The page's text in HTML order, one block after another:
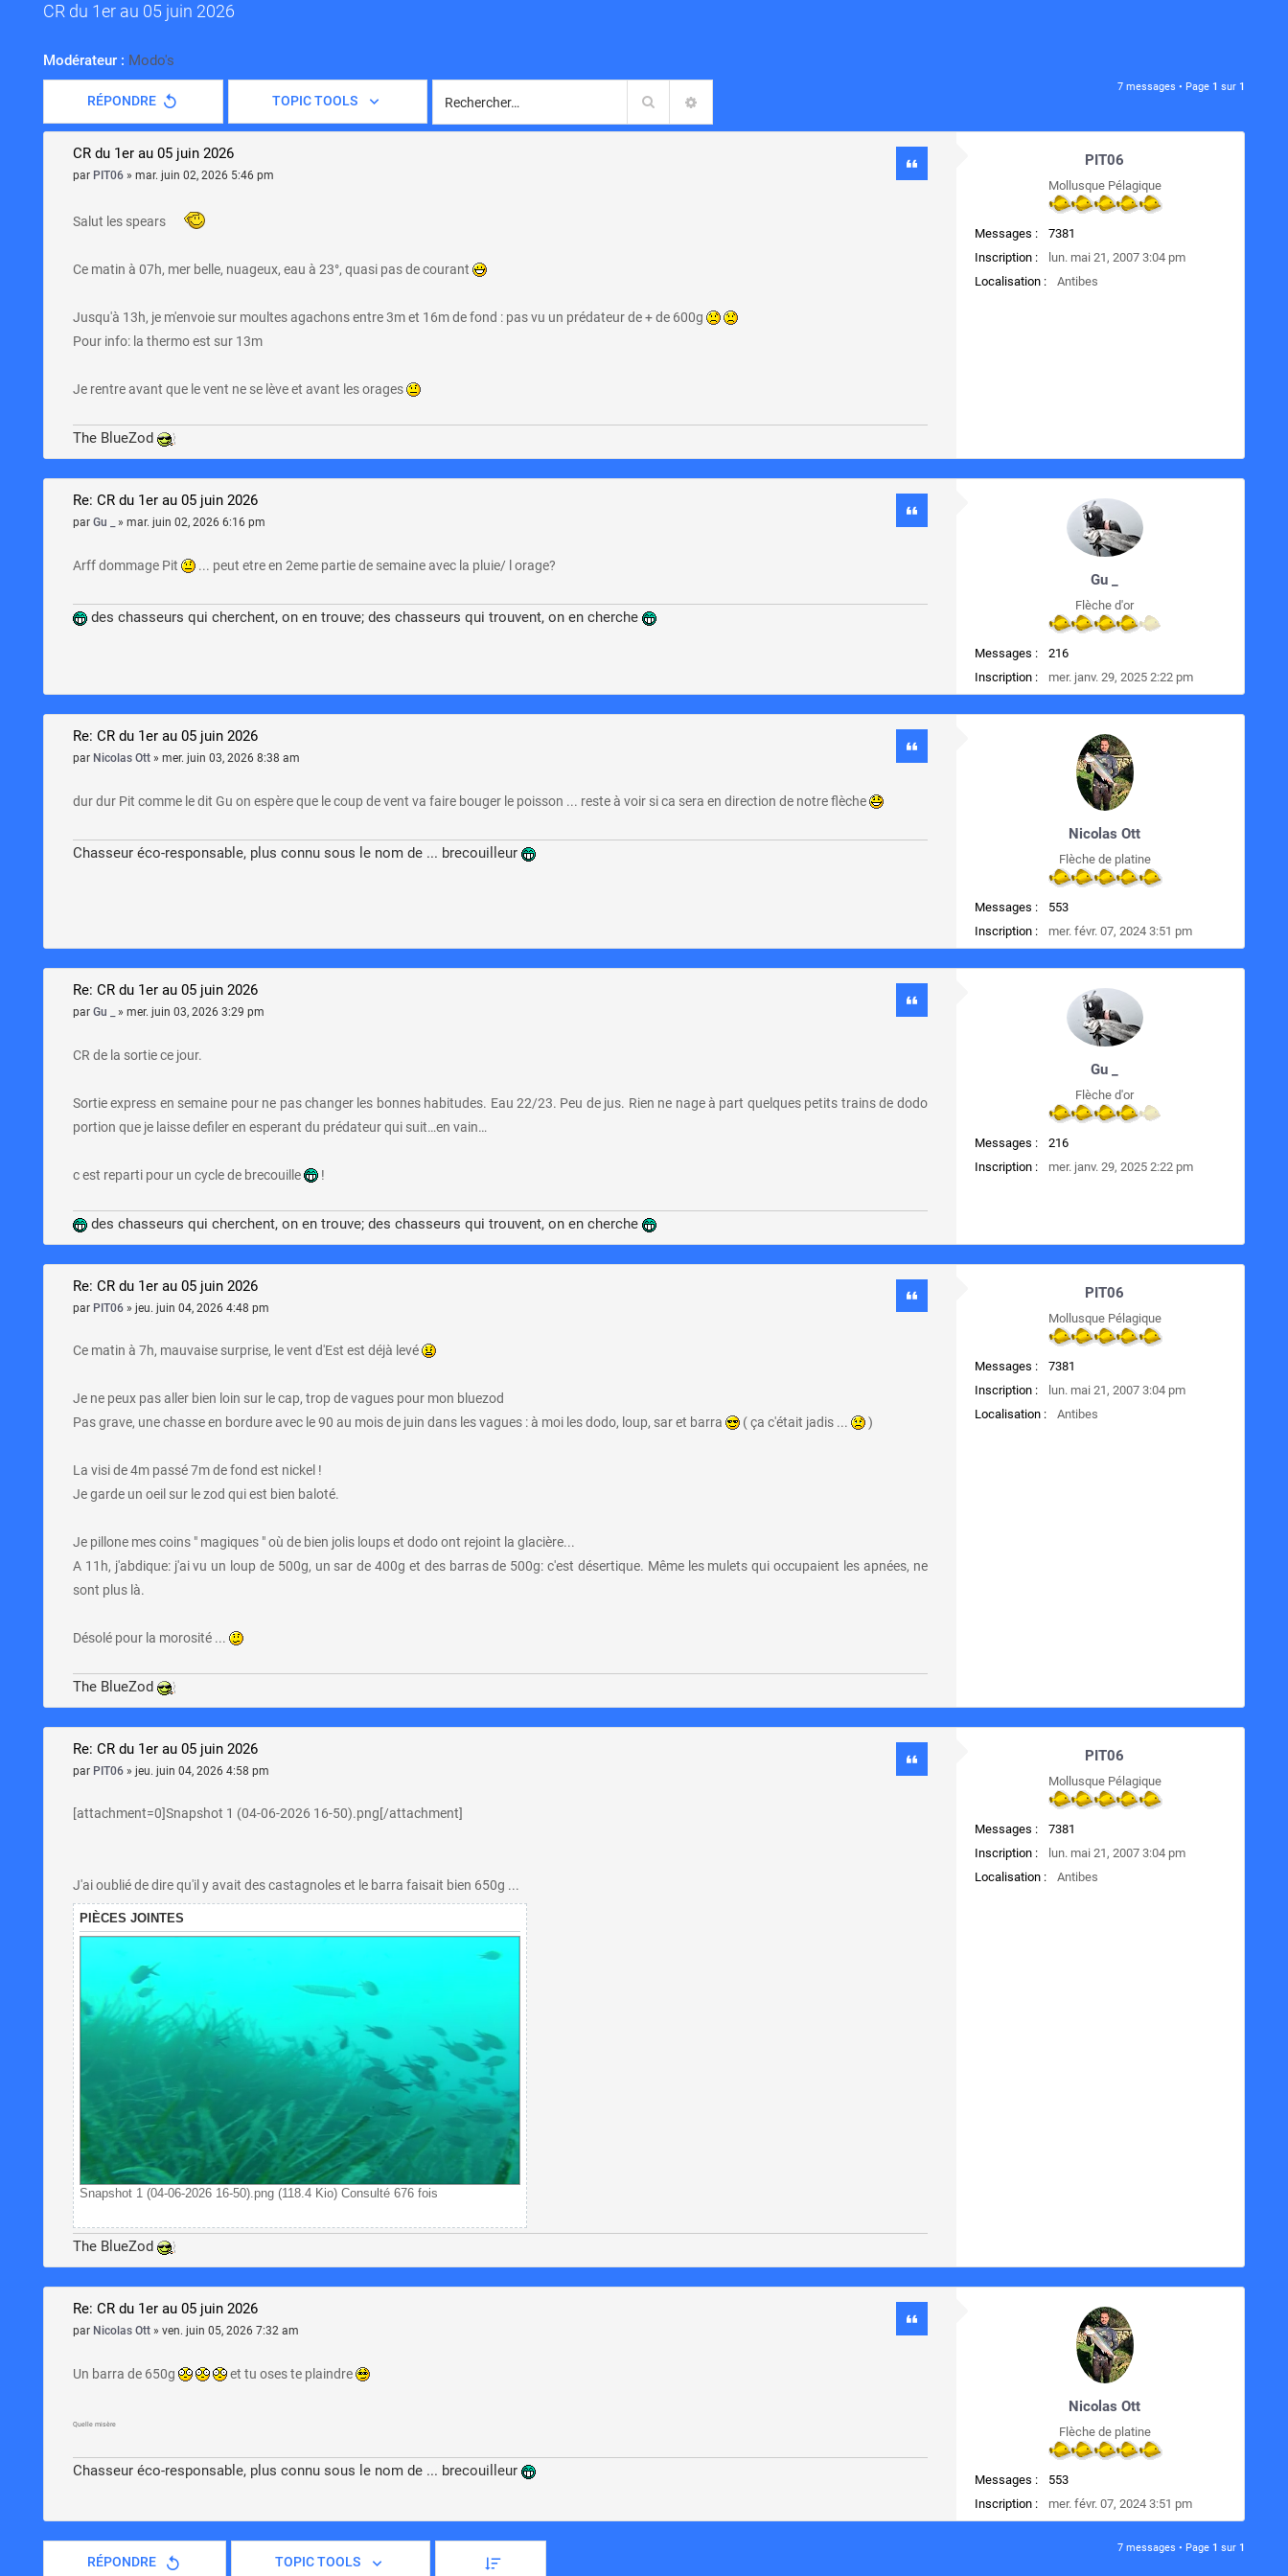
CR du 1er au 05 juin 2026
Modérateur : Modo's
RÉPONDRE TOPIC TOOLS Rechercher
7 messages • Page 1 sur 1
PIT06
Mollusque Pélagique
Messages :
7381
Inscription :
lun. mai 21, 2007 3:04 pm
Localisation :
Antibes
CR du 1er au 05 juin 2026
par PIT06 » mar. juin 02, 2026 5:46 pm
Salut les spears
Ce matin à 07h, mer belle, nuageux, eau à 23°, quasi pas de courant
Jusqu'à 13h, je m'envoie sur moultes agachons entre 3m et 16m de fond : pas vu un prédateur de + de 600g
Pour info: la thermo est sur 13m
Je rentre avant que le vent ne se lève et avant les orages
The BlueZod
Gu _
Flèche d'or
Messages :
216
Inscription :
mer. janv. 29, 2025 2:22 pm
Re: CR du 1er au 05 juin 2026
par Gu _ » mar. juin 02, 2026 6:16 pm
Arff dommage Pit ... peut etre en 2eme partie de semaine avec la pluie/ l orage?
des chasseurs qui cherchent, on en trouve; des chasseurs qui trouvent, on en cherche
Nicolas Ott
Flèche de platine
Messages :
553
Inscription :
mer. févr. 07, 2024 3:51 pm
Re: CR du 1er au 05 juin 2026
par Nicolas Ott » mer. juin 03, 2026 8:38 am
dur dur Pit comme le dit Gu on espère que le coup de vent va faire bouger le poisson ... reste à voir si ca sera en direction de notre flèche
Chasseur éco-responsable, plus connu sous le nom de ... brecouilleur
Gu _
Flèche d'or
Messages :
216
Inscription :
mer. janv. 29, 2025 2:22 pm
Re: CR du 1er au 05 juin 2026
par Gu _ » mer. juin 03, 2026 3:29 pm
CR de la sortie ce jour.
Sortie express en semaine pour ne pas changer les bonnes habitudes. Eau 22/23. Peu de jus. Rien ne nage à part quelques petits trains de dodo
portion que je laisse defiler en esperant du prédateur qui suit…en vain…
c est reparti pour un cycle de brecouille !
des chasseurs qui cherchent, on en trouve; des chasseurs qui trouvent, on en cherche
PIT06
Mollusque Pélagique
Messages :
7381
Inscription :
lun. mai 21, 2007 3:04 pm
Localisation :
Antibes
Re: CR du 1er au 05 juin 2026
par PIT06 » jeu. juin 04, 2026 4:48 pm
Ce matin à 7h, mauvaise surprise, le vent d'Est est déjà levé
Je ne peux pas aller bien loin sur le cap, trop de vagues pour mon bluezod
Pas grave, une chasse en bordure avec le 90 au mois de juin dans les vagues : à moi les dodo, loup, sar et barra
( ça c'était jadis ... )
La visi de 4m passé 7m de fond est nickel !
Je garde un oeil sur le zod qui est bien baloté.
Je pillone mes coins " magiques " où de bien jolis loups et dodo ont rejoint la glacière...
A 11h, j'abdique: j'ai vu un loup de 500g, un sar de 400g et des barras de 500g: c'est désertique. Même les mulets qui occupaient les apnées, ne
sont plus là.
Désolé pour la morosité ...
The BlueZod
PIT06
Mollusque Pélagique
Messages :
7381
Inscription :
lun. mai 21, 2007 3:04 pm
Localisation :
Antibes
Re: CR du 1er au 05 juin 2026
par PIT06 » jeu. juin 04, 2026 4:58 pm
[attachment=0]Snapshot 1 (04-06-2026 16-50).png[/attachment]
J'ai oublié de dire qu'il y avait des castagnoles et le barra faisait bien 650g ...
PIÈCES JOINTES
Snapshot 1 (04-06-2026 16-50).png (118.4 Kio) Consulté 676 fois
The BlueZod
Nicolas Ott
Flèche de platine
Messages :
553
Inscription :
mer. févr. 07, 2024 3:51 pm
Re: CR du 1er au 05 juin 2026
par Nicolas Ott » ven. juin 05, 2026 7:32 am
Un barra de 650g et tu oses te plaindre
Quelle misère
Chasseur éco-responsable, plus connu sous le nom de ... brecouilleur
RÉPONDRE TOPIC TOOLS
7 messages • Page 1 sur 1